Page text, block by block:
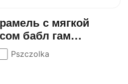
с мягкой
бабл гам
Pszczolka